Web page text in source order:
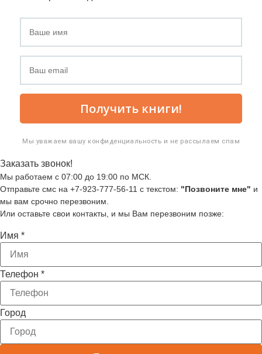
Получить книги!
Мы уважаем вашу конфиденциальность и не рассылаем спам
Заказать звонок!
Мы работаем с 07:00 до 19:00 по МСК.
Отправьте смс на +7-923-777-56-11 с текстом: "Позвоните мне" и
мы вам срочно перезвоним.
Или оставьте свои контакты, и мы Вам перезвоним позже:
Имя *
Телефон *
Город